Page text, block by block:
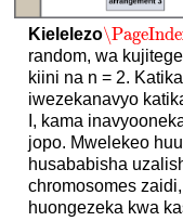
Kielelezo
random, wa
kiini na n = 2.
iwezekanavyo
I, kama
jopo. Mwelekeo
husababisha
chromosomes
huongezeka kwa